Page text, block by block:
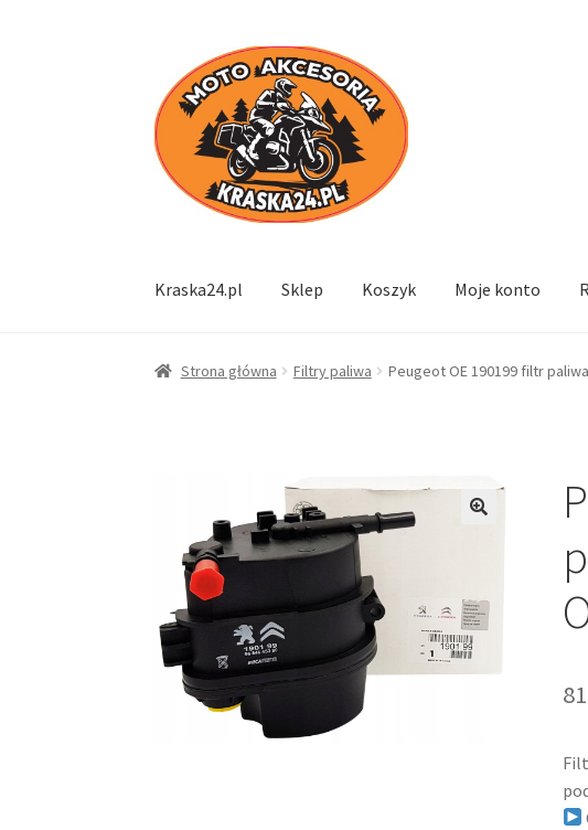
Przejdź
do
nawigacji
Przejdź
do
treści
Kraska24.pl Sklep Koszyk Moje konto
Strona główna Filtry paliwa Peugeot OE 190199 filtr